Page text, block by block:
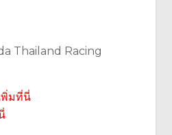
Thailand Racing
พิ่มที่นี่